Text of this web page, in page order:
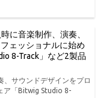
に音楽制作、演奏、
ェッショナルに始め
8-Track」など2製品
サウンドデザインをプロ
ア「Bitwig Studio 8-